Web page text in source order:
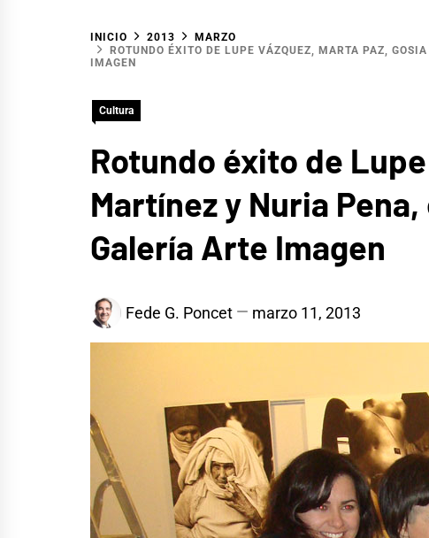
INICIO 2013
MARZO
ROTUNDO ÉXITO DE LUPE VÁZQUEZ, MARTA PAZ,
IMAGEN
Cultura
Rotundo éxito de
Martínez y Nuria
Galería Arte Imagen
Fede G. Poncet marzo 11, 2013